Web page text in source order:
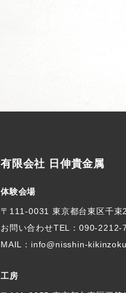
有限会社 日伸貴金属
体験会場
〒111-0031 東京都台東区千束
お問い合わせTEL： 090-2212-
MAIL：info@nisshin-
工房